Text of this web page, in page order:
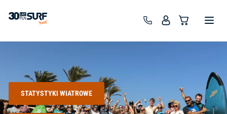
SurfTravel - wyjazdy wind, kite, wing, surf
STATYSTYKI WIATROWE